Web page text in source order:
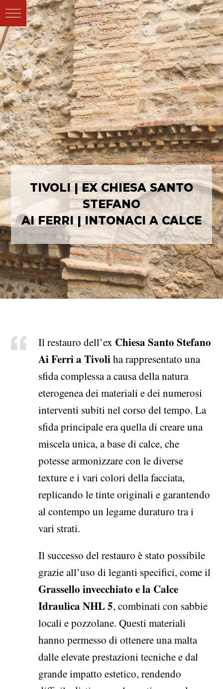
TIVOLI | EX CHIESA SANTO
STEFANO
AI FERRI | INTONACI A CALCE
Il restauro dell’ex Chiesa Santo Stefano
Ai Ferri a Tivoliha rappresentato una
sfida complessa a causa della natura
eterogenea dei materiali e dei numerosi
interventi subiti nel corso del tempo. La
sfida principale era quella di creare una
miscela unica, a base di calce, che
potesse armonizzare con le diverse
texture e i vari colori della facciata,
replicando le tinte originali e garantendo
al contempo un legame duraturo tra i
vari strati.
Il successo del restauro è stato possibile
grazie all’uso di leganti specifici, come il
Grassello invecchiato e la Calce
Idraulica NHL 5, combinati con sabbie
locali e pozzolane. Questi materiali
hanno permesso di ottenere una malta
dalle elevate prestazioni tecniche e dal
grande impatto estetico, rendendo